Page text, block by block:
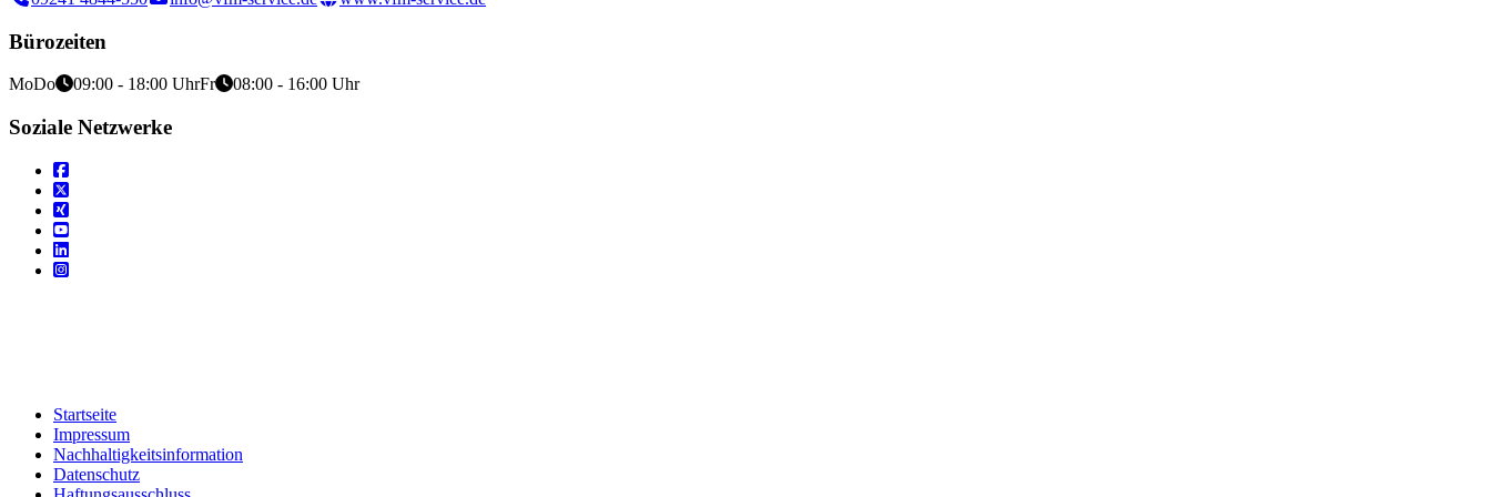
Bürozeiten
MoDo 09:00 - 18:00 UhrFr 08:00 - 16:00 Uhr
Soziale Netzwerke
Startseite
Impressum
Nachhaltigkeitsinformation
Datenschutz